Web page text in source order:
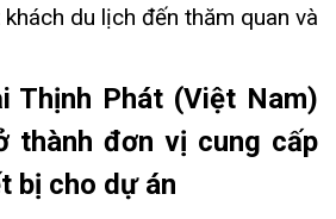
du lịch đến thăm quan và
Thịnh Phát (Việt Nam)
thành đơn vị cung cấp
bị cho dự án